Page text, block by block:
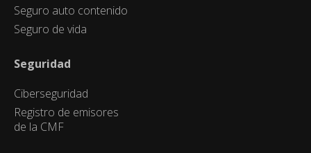
Seguro auto contenido
Seguro de vida
Seguridad
Ciberseguridad
Registro de emisores
de la CMF